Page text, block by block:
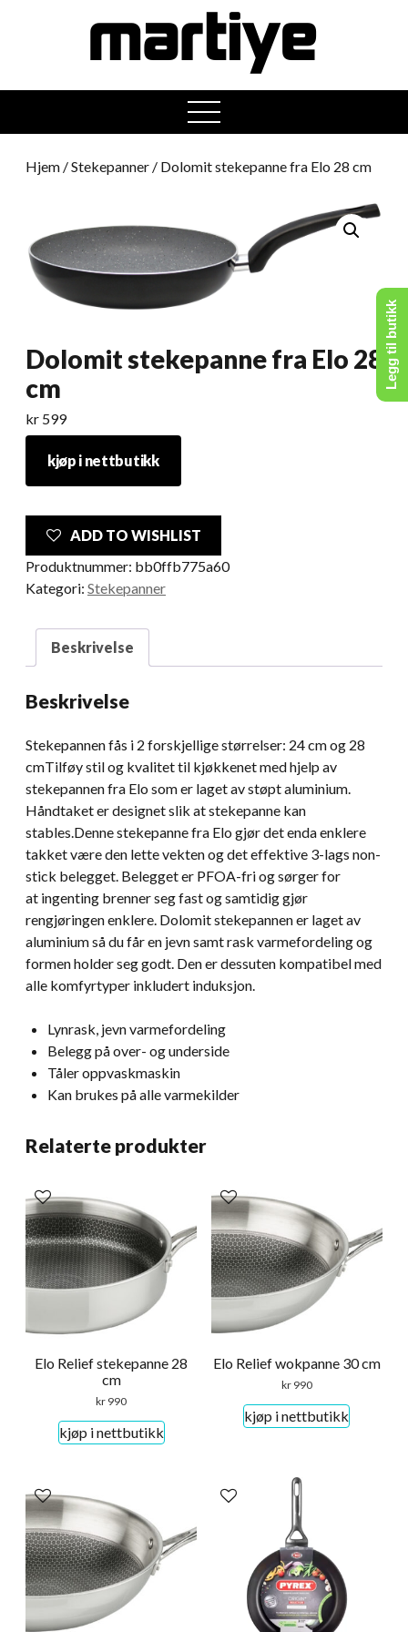
open
menu
Hjem /Stekepanner / Dolomit stekepanne fra Elo 28 cm
Dolomit stekepanne fra Elo 28
cm
kr 599
kjøp i nettbutikk
ADD TO WISHLIST
Produktnummer: bb0ffb775a60
Kategori: Stekepanner
Beskrivelse
Beskrivelse
Stekepannen fås i 2 forskjellige størrelser: 24 cm og 28
cmTilføy stil og kvalitet til kjøkkenet med hjelp av
stekepannen fra Elo som er laget av støpt aluminium.
Håndtaket er designet slik at stekepanne kan
stables.Denne stekepanne fra Elo gjør det enda enklere
takket være den lette vekten og det effektive 3-lags non-
stick belegget. Belegget er PFOA-fri og sørger for
at ingenting brenner seg fast og samtidig gjør
rengjøringen enklere. Dolomit stekepannen er laget av
aluminium så du får en jevn samt rask varmefordeling og
formen holder seg godt. Den er dessuten kompatibel med
alle komfyrtyper inkludert induksjon.
Lynrask, jevn varmefordeling
Belegg på over- og underside
Tåler oppvaskmaskin
Kan brukes på alle varmekilder
Relaterte produkter
Elo Relief stekepanne 28
cm
kr 990
kjøp i nettbutikk
Elo Relief wokpanne 30 cm
kr990
kjøp i nettbutikk
Legg til butikk